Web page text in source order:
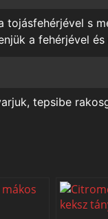
tojásfehérjével s
a fehérjével
tepsibe